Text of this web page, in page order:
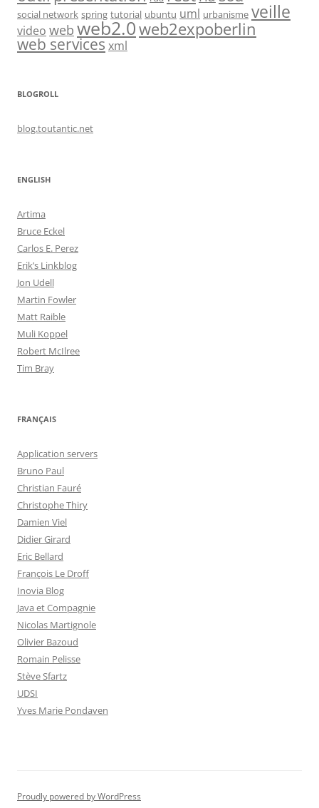
social network spring tutorial ubuntu uml urbanisme veille
video web web2.0web2expoberlin
web servicesxml
BLOGROLL
blog.toutantic.net
ENGLISH
Artima
Bruce Eckel
Carlos E. Perez
Erik’s Linkblog
Jon Udell
Martin Fowler
Matt Raible
Muli Koppel
Robert McIlree
Tim Bray
FRANÇAIS
Application servers
Bruno Paul
Christian Fauré
Christophe Thiry
Damien Viel
Didier Girard
Eric Bellard
François Le Droff
Inovia Blog
Java et Compagnie
Nicolas Martignole
Olivier Bazoud
Romain Pelisse
Stève Sfartz
UDSI
Yves Marie Pondaven
Proudly powered by WordPress